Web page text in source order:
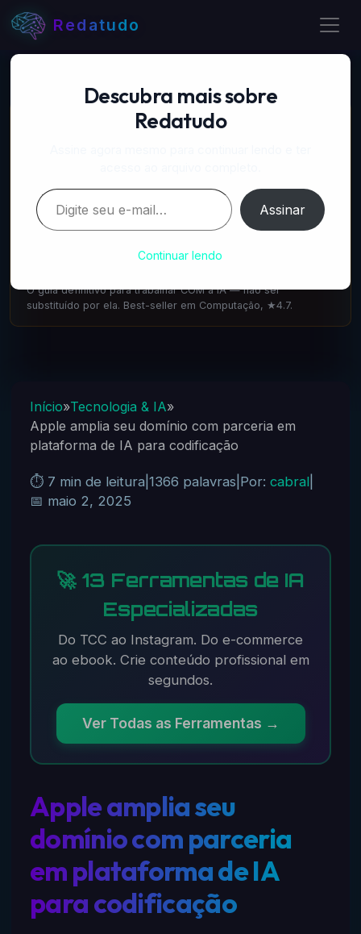
Redatudo
📚 LIVROS RECOMENDADOS
Escrito pelo cofundador do DeepMind: como a IA vai
transformar tudo. 1.100 avaliações ★4.6.
Cointeligência — A vida e o trabalho com IA
O guia definitivo para trabalhar COM a IA — não ser
substituído por ela. Best-seller em Computação, ★4.7.
Início»Tecnologia & IA»
Apple amplia seu domínio com parceria em
plataforma de IA para codificação
⏱️ 7 min de leitura 1366 palavras Por: cabral|
📅 maio 2, 2025
🚀 13 Ferramentas de IA
Especializadas
Do TCC ao Instagram. Do e-commerce
ao ebook. Crie conteúdo profissional em
segundos.
Ver Todas as Ferramentas →
Apple amplia seu
domínio com parceria
em plataforma de IA
para codificação
Descubra mais sobre
Redatudo
Digite seu e-mail…
Assinar
Continuar lendo